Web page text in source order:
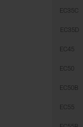
EC35C
EC35D
EC45
EC50
EC50B
EC55